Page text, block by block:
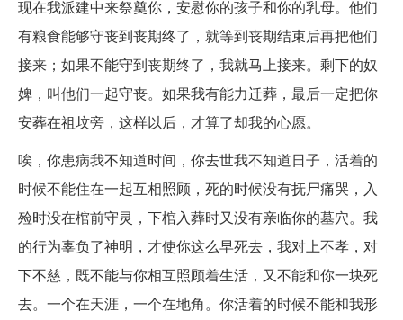
现在我派建中来祭奠你，安慰你的孩子和你的乳母。他们
有粮食能够守丧到丧期终了，就等到丧期结束后再把他们
接来；如果不能守到丧期终了，我就马上接来。剩下的奴
婢，叫他们一起守丧。如果我有能力迁葬，最后一定把你
安葬在祖坟旁，这样以后，才算了却我的心愿。
唉，你患病我不知道时间，你去世我不知道日子，活着的
时候不能住在一起互相照顾，死的时候没有抚尸痛哭，入
殓时没在棺前守灵，下棺入葬时又没有亲临你的墓穴。我
的行为辜负了神明，才使你这么早死去，我对上不孝，对
下不慈，既不能与你相互照顾着生活，又不能和你一块死
去。一个在天涯，一个在地角。你活着的时候不能和我形